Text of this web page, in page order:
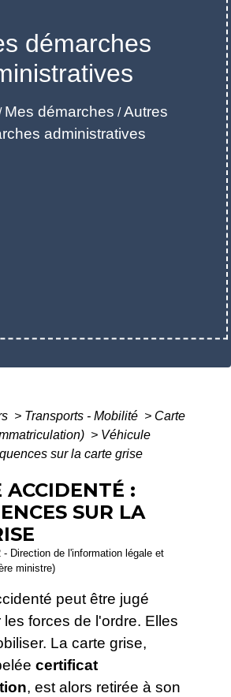
démarches
Mes démarches /Autres
administratives
> Transports - Mobilité > Carte
> Véhicule
sur la carte grise
ACCIDENTÉ :
SUR LA
Direction de l'information légale et
ministre)
peut être jugé
forces de l'ordre. Elles
La carte grise,
certificat
, est alors retirée à son